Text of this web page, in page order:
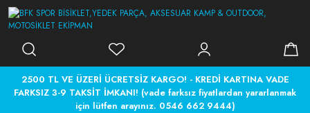
2500 TL VE ÜZERİ ÜCRETSİZ KARGO! - KREDİ KARTINA VADE
FARKSIZ 3-9 TAKSİT İMKANI! (vade farksız fiyatlardan yararlanmak
için lütfen arayınız. 0546 662 9444)